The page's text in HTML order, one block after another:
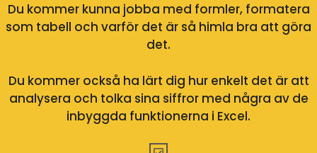
Du kommer kunna jobba med formler, formatera
som tabell och varför det är så himla bra att göra
det.
Du kommer också ha lärt dig hur enkelt det är att
analysera och tolka sina siffror med några av de
inbyggda funktionerna i Excel.